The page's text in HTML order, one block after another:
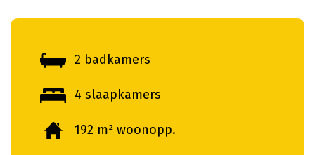
2 badkamers
4 slaapkamers
192 m² woonopp.